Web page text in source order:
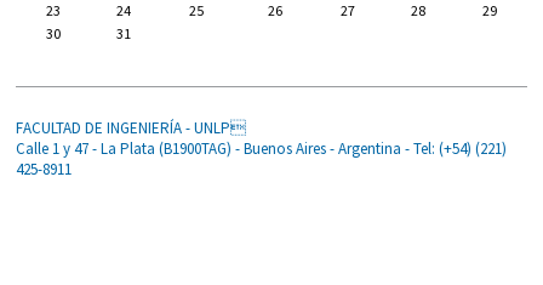
23
24 25 26 27 28
29
30
31
FACULTAD DE INGENIERÍA - UNLP
Calle 1 y 47 - La Plata (B1900TAG) - Buenos Aires - Argentina - Tel: (+54) (221)
425-8911